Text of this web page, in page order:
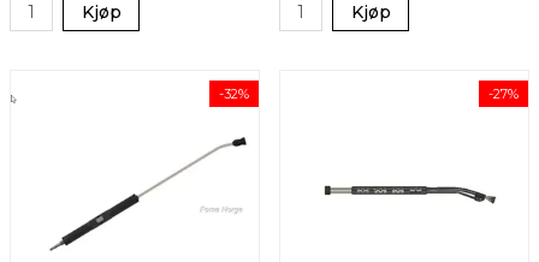
Kjøp Kjøp
-32% -27%